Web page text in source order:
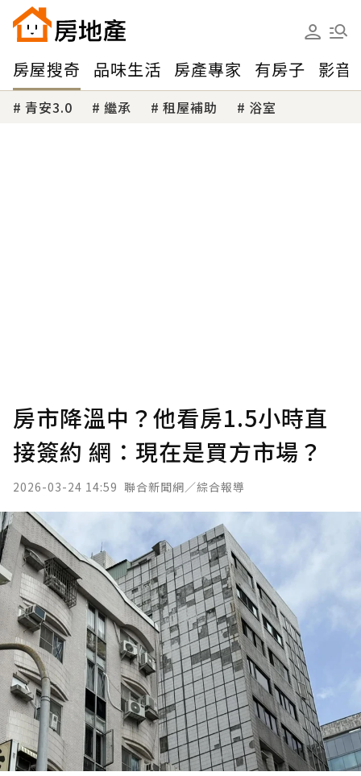
房屋搜奇 品味生活 房產專家 有房子 影音
青安3.0 繼承 租屋補助 浴室
房市降溫中？他看房1.5小時直
接簽約 網：現在是買方市場？
2026-03-24 14:59 聯合新聞網／綜合報導